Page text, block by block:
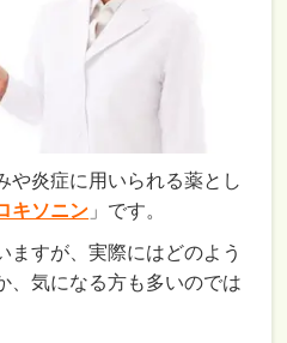
や炎症に用いられる薬とし
キソニン 」です。
ますが、実際にはどのよう
、気になる方も多いのでは